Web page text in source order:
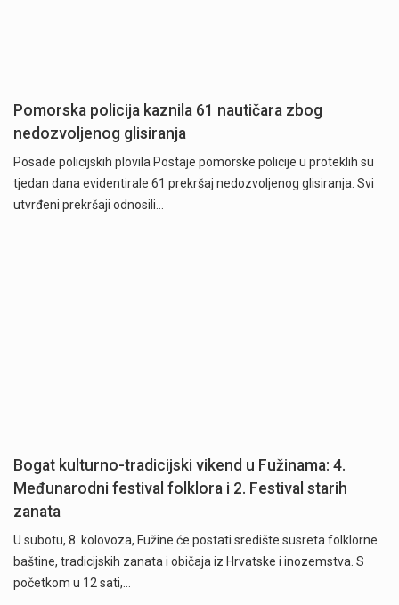
Pomorska policija kaznila 61 nautičara zbog
nedozvoljenog glisiranja
Posade policijskih plovila Postaje pomorske policije u proteklih su
tjedan dana evidentirale 61 prekršaj nedozvoljenog glisiranja. Svi
utvrđeni prekršaji odnosili…
Bogat kulturno-tradicijski vikend u Fužinama: 4.
Međunarodni festival folklora i 2. Festival starih
zanata
U subotu, 8. kolovoza, Fužine će postati središte susreta folklorne
baštine, tradicijskih zanata i običaja iz Hrvatske i inozemstva. S
početkom u 12 sati,…